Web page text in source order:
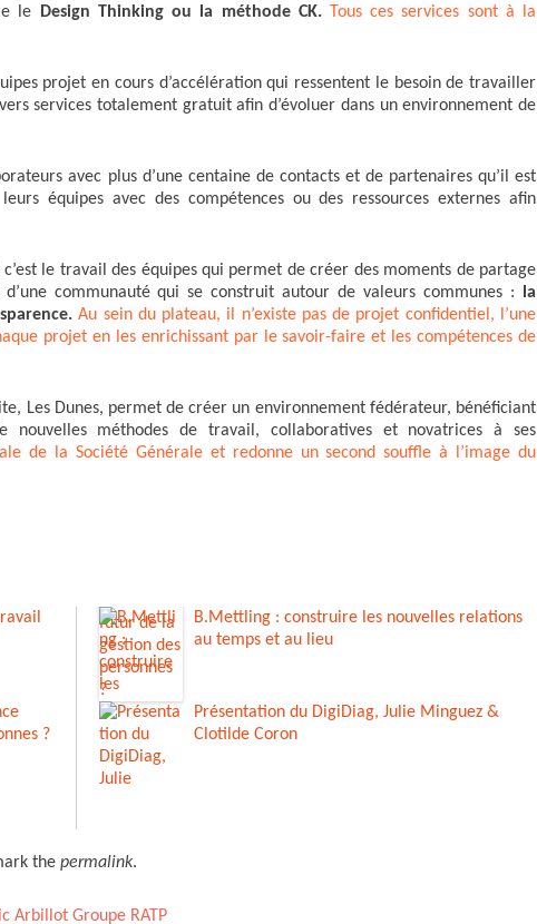
le
Design Thinking ou la méthode CK.
Tous ces services sont à la
projet en cours d’accélération qui ressentent le besoin de travailler
services totalement gratuit afin d’évoluer dans un environnement de
avec plus d’une centaine de contacts et de partenaires qu’il est
équipes avec des compétences ou des ressources externes afin
le travail des équipes qui permet de créer des moments de partage
communauté qui se construit autour de valeurs communes :
la
Au sein du plateau, il n’existe pas de projet confidentiel, l’une
projet en les enrichissant par le savoir-faire et les compétences de
Les Dunes, permet de créer un environnement fédérateur, bénéficiant
nouvelles méthodes de travail, collaboratives et novatrices à ses
de la Société Générale et redonne un second souffle à l’image du
?
B.Mettling : construire les nouvelles relations
au temps et au lieu
Présentation du DigiDiag, Julie Minguez &
Clotilde Coron
the permalink.
Arbillot Groupe RATP